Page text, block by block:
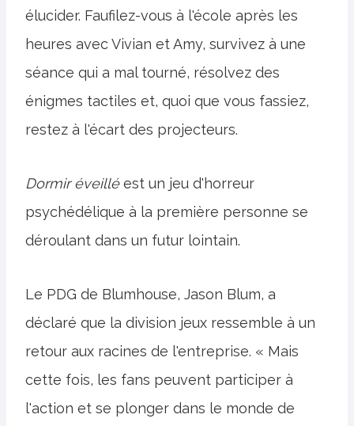
élucider. Faufilez-vous à l'école après les
heures avec Vivian et Amy, survivez à une
séance qui a mal tourné, résolvez des
énigmes tactiles et, quoi que vous fassiez,
restez à l'écart des projecteurs.
Dormir éveilléest un jeu d'horreur
psychédélique à la première personne se
déroulant dans un futur lointain.
Le PDG de Blumhouse, Jason Blum, a
déclaré que la division jeux ressemble à un
retour aux racines de l'entreprise. « Mais
cette fois, les fans peuvent participer à
l'action et se plonger dans le monde de